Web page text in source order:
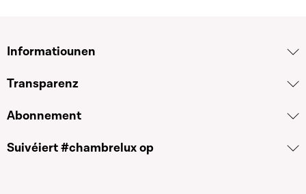
Informatiounen
Transparenz
Abonnement
Suivéiert #chambrelux op